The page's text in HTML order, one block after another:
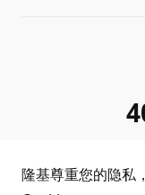
隆基尊重您的隐私